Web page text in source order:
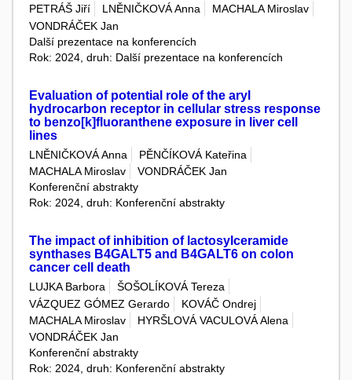
PETRÁŠ Jiří LNĚNIČKOVÁ Anna
MACHALA Miroslav
VONDRÁČEK Jan
Další prezentace na konferencích
Rok: 2024, druh: Další prezentace na konferencích
Evaluation of potential role of the aryl
hydrocarbon receptor in cellular stress response
to benzo[k]fluoranthene exposure in liver cell
lines
LNĚNIČKOVÁ Anna
PĚNČÍKOVÁ Kateřina
MACHALA Miroslav
VONDRÁČEK Jan
Konferenční abstrakty
Rok: 2024, druh: Konferenční abstrakty
The impact of inhibition of lactosylceramide
synthases B4GALT5 and B4GALT6 on colon
cancer cell death
LUJKA Barbora
ŠOŠOLÍKOVÁ Tereza
VÁZQUEZ GÓMEZ Gerardo
KOVÁČ Ondrej
MACHALA Miroslav
HYRŠLOVÁ VACULOVÁ Alena
VONDRÁČEK Jan
Konferenční abstrakty
Rok: 2024, druh: Konferenční abstrakty